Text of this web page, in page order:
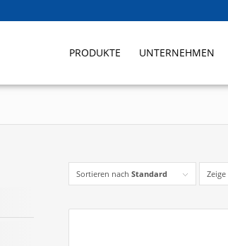
PRODUKTE UNTERNEHMEN
Sortieren nach Standard Zeige